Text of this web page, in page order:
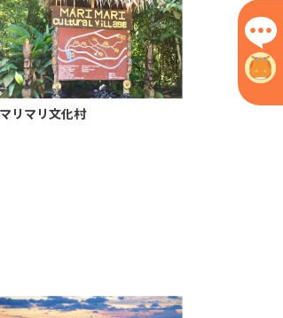
マリマリ文化村